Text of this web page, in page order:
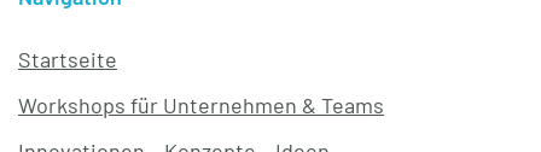
Startseite
Workshops für Unternehmen & Teams